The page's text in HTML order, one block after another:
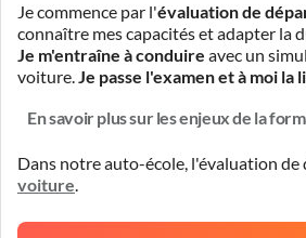
Je commence par l'évaluation de
connaître mes capacités et adapter la
Je m'entraîne à conduire avec un
voiture. Je passe l'examen et à moi la
En savoir plus sur les enjeux de la
Dans notre auto-école, l'évaluation de
voiture